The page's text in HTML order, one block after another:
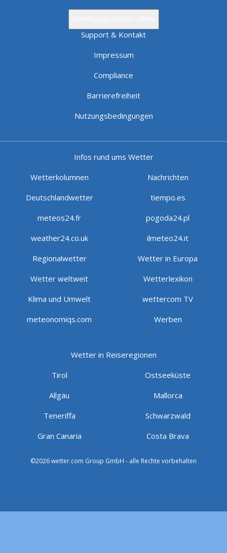
Support & Kontakt
Impressum
Compliance
Barrierefreiheit
Nutzungsbedingungen
Infos rund ums Wetter
Wetterkolumnen
Nachrichten
Deutschlandwetter
tiempo.es
meteos24.fr
pogoda24.pl
weather24.co.uk
ilmeteo24.it
Regionalwetter
Wetter in Europa
Wetter weltweit
Wetterlexikon
Klima und Umwelt
wettercom TV
meteonomiqs.com
Werben
Wetter in Reiseregionen
Tirol
Ostseeküste
Allgäu
Mallorca
Teneriffa
Schwarzwald
Gran Canaria
Costa Brava
©2026 wetter.com Group GmbH - alle Rechte vorbehalten